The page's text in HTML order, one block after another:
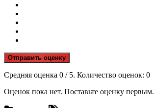
Отправить оценку
Средняя оценка 0 / 5. Количество оценок: 0
Оценок пока нет. Поставьте оценку первым.